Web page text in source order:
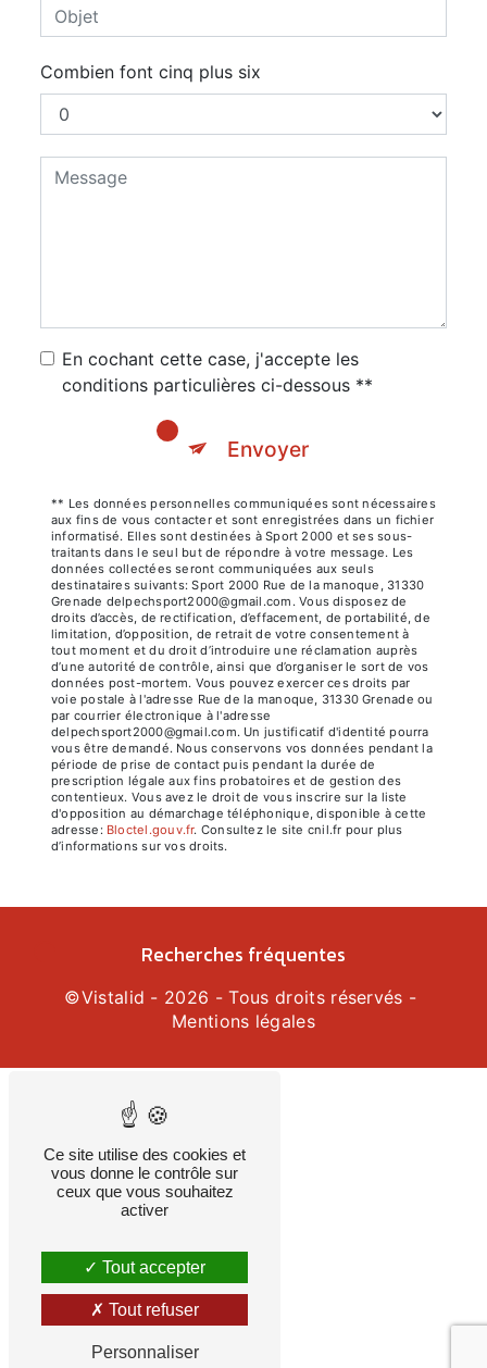
Combien font cinq plus six
En cochant cette case, j'accepte les
conditions particulières ci-dessous **
Envoyer
** Les données personnelles communiquées sont nécessaires
aux fins de vous contacter et sont enregistrées dans un fichier
informatisé. Elles sont destinées à Sport 2000 et ses sous-
traitants dans le seul but de répondre à votre message. Les
données collectées seront communiquées aux seuls
destinataires suivants: Sport 2000 Rue de la manoque, 31330
Grenade delpechsport2000@gmail.com. Vous disposez de
droits d’accès, de rectification, d’effacement, de portabilité, de
limitation, d’opposition, de retrait de votre consentement à
tout moment et du droit d’introduire une réclamation auprès
d’une autorité de contrôle, ainsi que d’organiser le sort de vos
données post-mortem. Vous pouvez exercer ces droits par
voie postale à l'adresse Rue de la manoque, 31330 Grenade ou
par courrier électronique à l'adresse
delpechsport2000@gmail.com. Un justificatif d'identité pourra
vous être demandé. Nous conservons vos données pendant la
période de prise de contact puis pendant la durée de
prescription légale aux fins probatoires et de gestion des
contentieux. Vous avez le droit de vous inscrire sur la liste
d'opposition au démarchage téléphonique, disponible à cette
adresse:
Bloctel.gouv.fr. Consultez le site cnil.fr pour plus
d’informations sur vos droits.
Recherches fréquentes
©Vistalid - 2026 - Tous droits réservés -
Mentions légales
Ce site utilise des cookies et
vous donne le contrôle sur
ceux que vous souhaitez
activer
Tout accepter
Tout refuser
Personnaliser